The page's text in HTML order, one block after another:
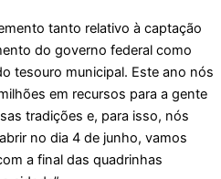
tanto relativo à captação
do governo federal como
tesouro municipal. Este ano nós
em recursos para a gente
tradições e, para isso, nós
no dia 4 de junho, vamos
a final das quadrinhas